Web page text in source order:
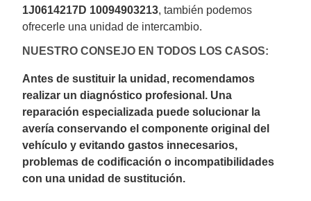
1J0614217D 10094903213, también podemos
ofrecerle una unidad de intercambio.
NUESTRO CONSEJO EN TODOS LOS CASOS:
Antes de sustituir la unidad, recomendamos
realizar un diagnóstico profesional. Una
reparación especializada puede solucionar la
avería conservando el componente original del
vehículo y evitando gastos innecesarios,
problemas de codificación o incompatibilidades
con una unidad de sustitución.